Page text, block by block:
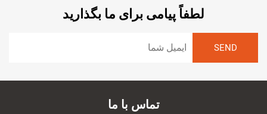
لطفاً پیامی برای ما بگذارید
تماس با ما